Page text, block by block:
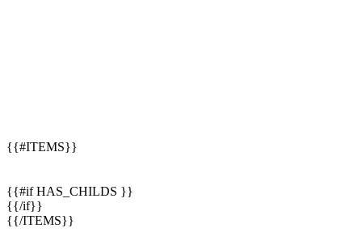
{{#ITEMS}}
{{#if HAS_CHILDS }}
{{/if}}
{{/ITEMS}}